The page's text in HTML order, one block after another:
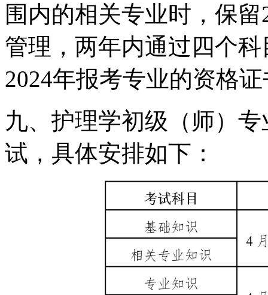
围内的相关专业时，保
管理，两年内通过四个
2024年报考专业的资格
九、护理学初级（师）
试，具体安排如下：